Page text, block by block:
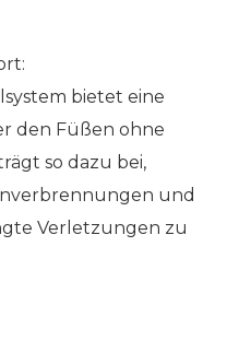
bietet eine
den Füßen ohne
so dazu bei,
und
Verletzungen zu